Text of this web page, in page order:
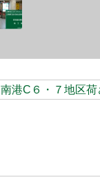
南港C６・７地区荷